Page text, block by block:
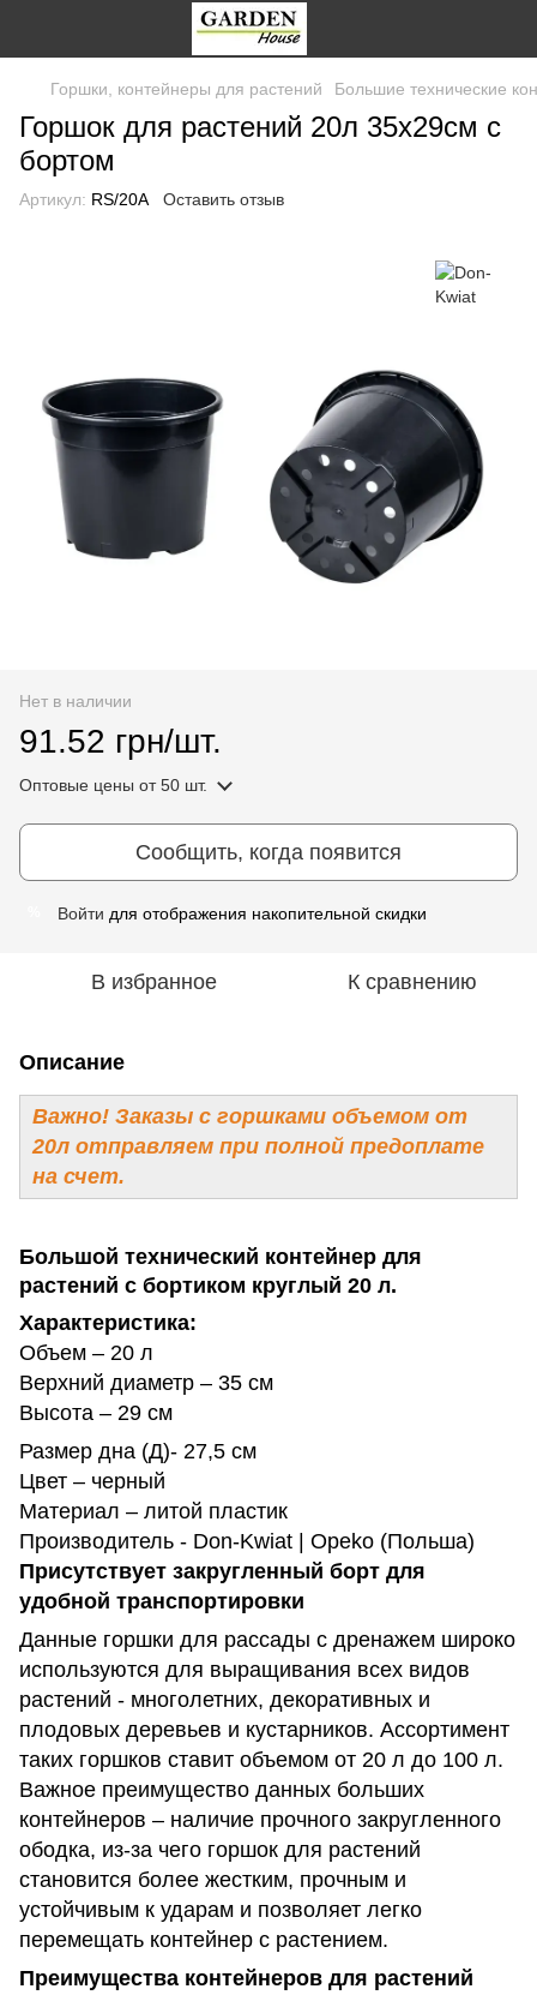
Горшки, контейнеры для растений Большие технические
Горшок для растений 20л 35х29см с
бортом
Артикул: RS/20A Оставить отзыв
Нет в наличии
91.52 грн/шт.
Оптовые цены от 50 шт.
Сообщить, когда появится
Войти для отображения накопительной скидки
В избранное К сравнению
Описание
Важно! Заказы с горшками объемом от
20л отправляем при полной предоплате
на счет.
Большой технический контейнер для
растений с бортиком круглый 20 л.
Характеристика:
Объем – 20 л
Верхний диаметр – 35 см
Высота – 29 см
Размер дна (Д)- 27,5 см
Цвет – черный
Материал – литой пластик
Производитель - Don-Kwiat | Opeko (Польша)
Присутствует закругленный борт для
удобной транспортировки
Данные горшки для рассады с дренажем широко
используются для выращивания всех видов
растений - многолетних, декоративных и
плодовых деревьев и кустарников. Ассортимент
таких горшков ставит объемом от 20 л до 100 л.
Важное преимущество данных больших
контейнеров – наличие прочного закругленного
ободка, из-за чего горшок для растений
становится более жестким, прочным и
устойчивым к ударам и позволяет легко
перемещать контейнер с растением.
Преимущества контейнеров для растений